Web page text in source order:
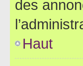
des
Haut